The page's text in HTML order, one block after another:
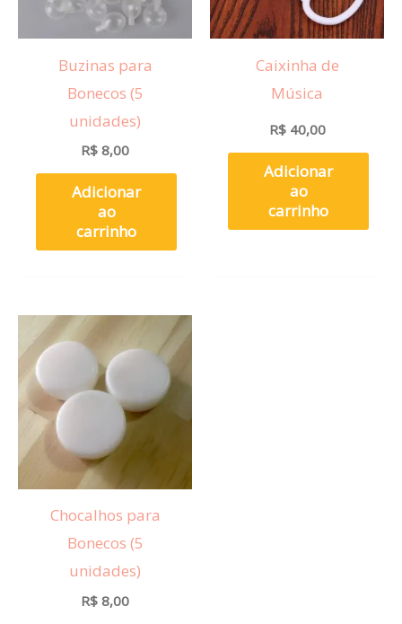
Buzinas para
Bonecos (5
unidades)
R$ 8,00
Adicionar
ao
carrinho
Caixinha de
Música
R$40,00
Adicionar
ao
carrinho
Chocalhos para
Bonecos (5
unidades)
R$ 8,00